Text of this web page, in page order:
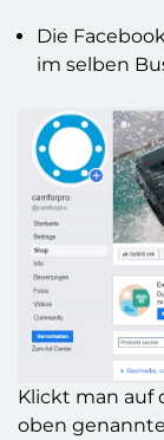
Die
im selben
Klickt man auf
oben